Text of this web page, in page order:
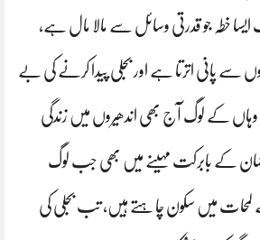
ایسا خطہ جو قدرتی وسائل سے مالا مال ہے،
سے پانی اترتا ہے اور بجلی پیدا کرنے کی بے
کے لوگ آج بھی اندھیروں میں زندگی
کے بابرکت مہینے میں بھی جب لوگ
لمحات میں سکون چاہتے ہیں، تب بجلی کی